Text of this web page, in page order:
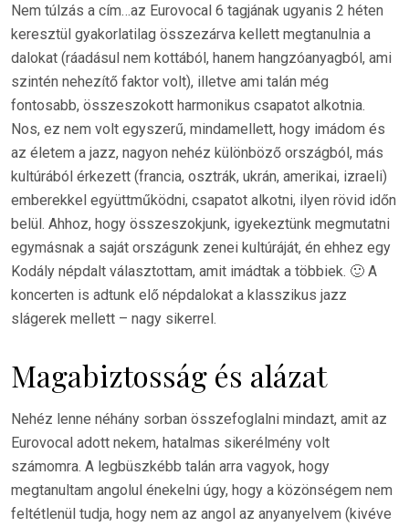
Nem túlzás a cím…az Eurovocal 6 tagjának ugyanis 2 héten
keresztül gyakorlatilag összezárva kellett megtanulnia a
dalokat (ráadásul nem kottából, hanem hangzóanyagból, ami
szintén nehezítő faktor volt), illetve ami talán még
fontosabb, összeszokott harmonikus csapatot alkotnia.
Nos, ez nem volt egyszerű, mindamellett, hogy imádom és
az életem a jazz, nagyon nehéz különböző országból, más
kultúrából érkezett (francia, osztrák, ukrán, amerikai, izraeli)
emberekkel együttműködni, csapatot alkotni, ilyen rövid időn
belül. Ahhoz, hogy összeszokjunk, igyekeztünk megmutatni
egymásnak a saját országunk zenei kultúráját, én ehhez egy
Kodály népdalt választottam, amit imádtak a többiek. 🙂 A
koncerten is adtunk elő népdalokat a klasszikus jazz
slágerek mellett – nagy sikerrel.
Magabiztosság és alázat
Nehéz lenne néhány sorban összefoglalni mindazt, amit az
Eurovocal adott nekem, hatalmas sikerélmény volt
számomra. A legbüszkébb talán arra vagyok, hogy
megtanultam angolul énekelni úgy, hogy a közönségem nem
feltétlenül tudja, hogy nem az angol az anyanyelvem (kivéve